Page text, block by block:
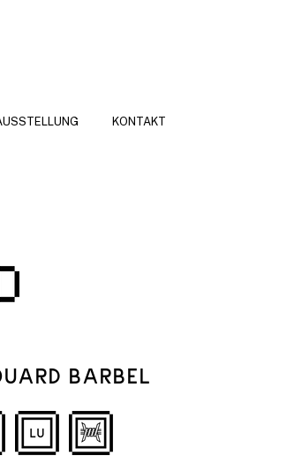
KONTAKT
BARBEL